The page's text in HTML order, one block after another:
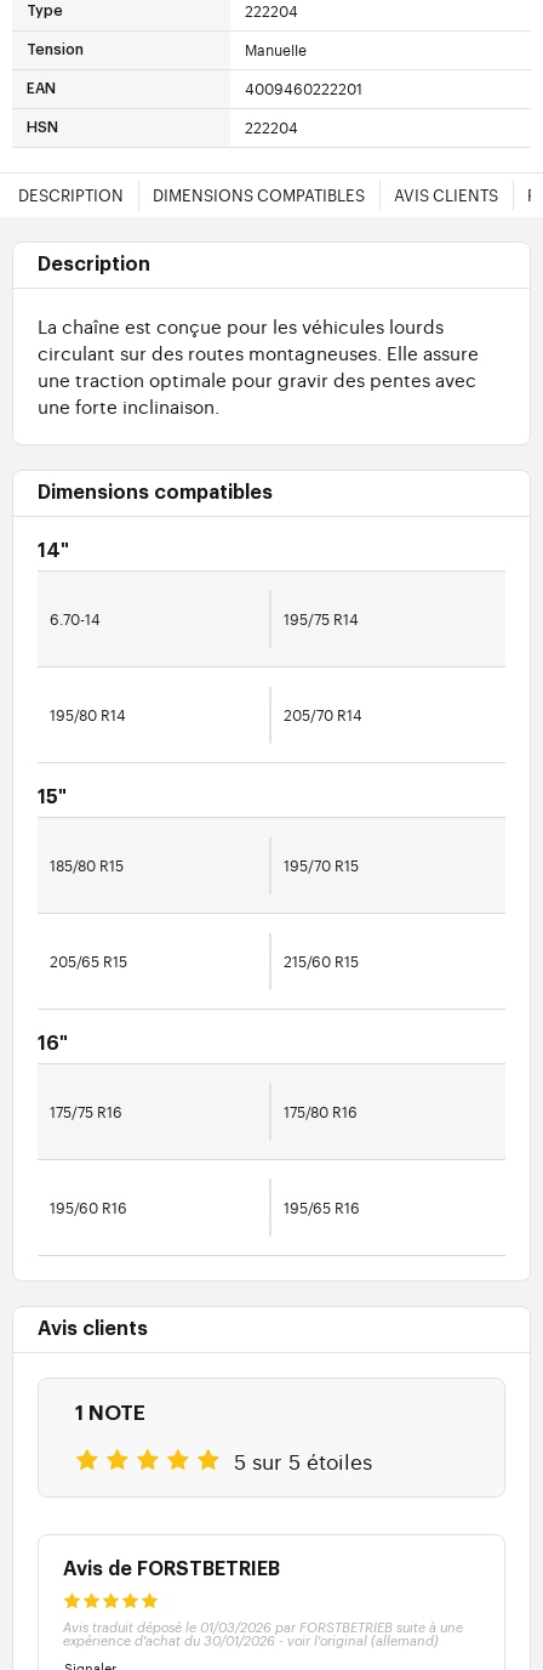
Type 222204
Tension Manuelle
EAN 4009460222201
HSN 222204
DESCRIPTION DIMENSIONS COMPATIBLES AVIS CLIENTS
Description
La chaîne est conçue pour les véhicules lourds
circulant sur des routes montagneuses. Elle assure
une traction optimale pour gravir des pentes avec
une forte inclinaison.
Dimensions compatibles
14"
6.70-14 195/75 R14
195/80 R14 205/70 R14
15"
185/80 R15 195/70 R15
205/65 R15 215/60 R15
16"
175/75 R16 175/80 R16
195/60 R16 195/65 R16
Avis clients
1 NOTE
5 sur 5 étoiles
Avis de FORSTBETRIEB
Avis traduit déposé le 01/03/2026 par FORSTBETRIEB suite à une
expérience d'achat du 30/01/2026 - voir l'original (allemand)